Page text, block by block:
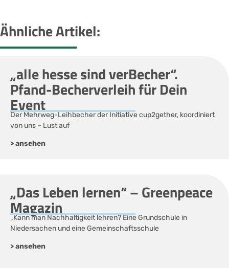
Ähnliche Artikel:
„alle hesse sind verBecher“.
Pfand-Becherverleih für Dein
Event
Der Mehrweg-Leihbecher der Initiative cup2gether, koordiniert
von uns – Lust auf
> ansehen
„Das Leben lernen“ – Greenpeace
Magazin
„Kann man Nachhaltigkeit lehren? Eine Grundschule in
Niedersachen und eine Gemeinschaftsschule
> ansehen